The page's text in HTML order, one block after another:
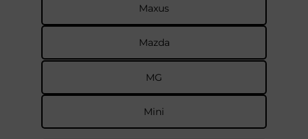
Maxus
Mazda
MG
Mini